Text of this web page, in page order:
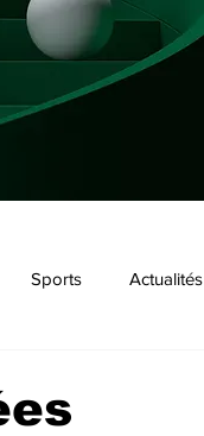
Sports Actualités